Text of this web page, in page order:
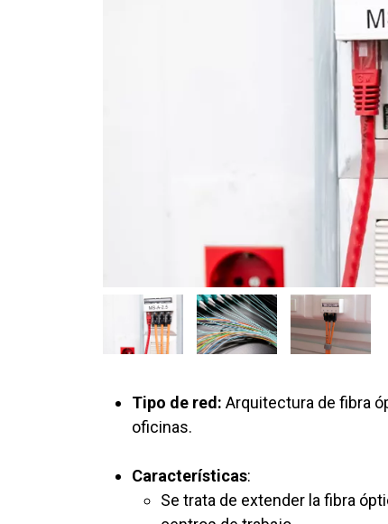
Tipo de red: Arquitectura de fibra
oficinas.
Características:
Se trata de extender la fibra